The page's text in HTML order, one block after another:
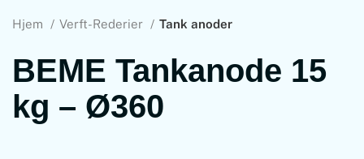
Hjem Verft-Rederier Tank anoder
BEME Tankanode 15
kg – Ø360